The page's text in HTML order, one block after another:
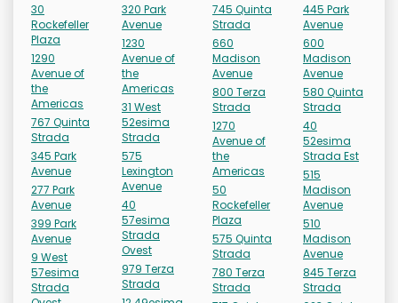
30
Rockefeller
Plaza
1290
Avenue of
the
Americas
767 Quinta
Strada
345 Park
Avenue
277 Park
Avenue
399 Park
Avenue
9 West
57esima
Strada
320 Park
Avenue
1230
Avenue of
the
Americas
31 West
52esima
Strada
575
Lexington
Avenue
40
57esima
Strada
Ovest
979 Terza
Strada
745 Quinta
Strada
660
Madison
Avenue
800 Terza
Strada
1270
Avenue of
the
Americas
50
Rockefeller
Plaza
575 Quinta
Strada
780 Terza
Strada
445 Park
Avenue
600
Madison
Avenue
580 Quinta
Strada
40
52esima
Strada Est
515
Madison
Avenue
510
Madison
Avenue
845 Terza
Strada